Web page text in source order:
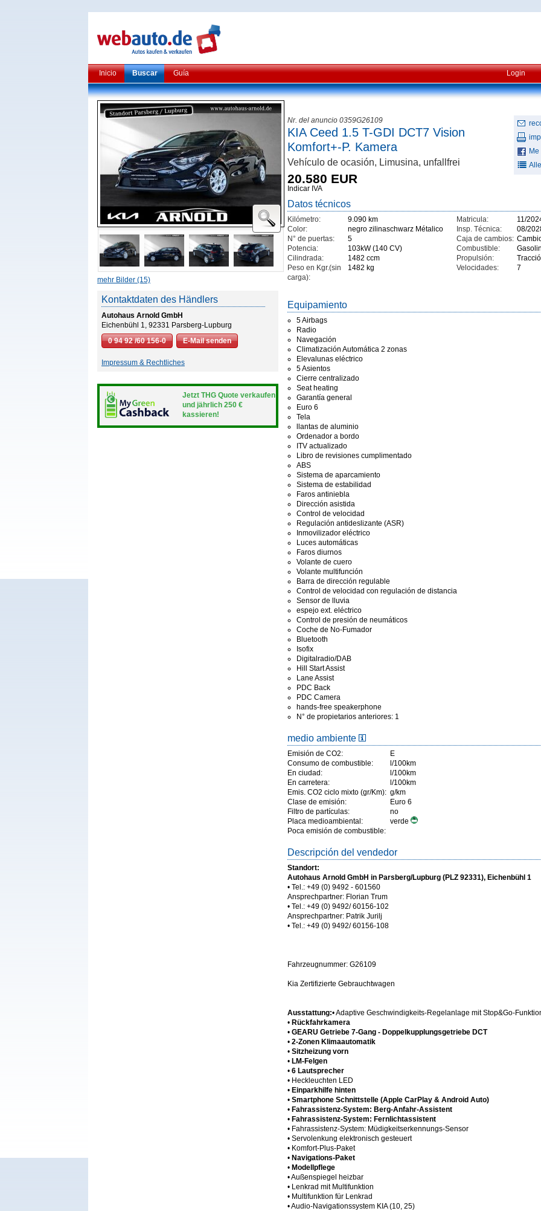
Inicio Buscar Guía Login
mehr Bilder (15)
Kontaktdaten des Händlers
Autohaus Arnold GmbH
Eichenbühl 1, 92331 Parsberg-Lupburg
0 94 92 /60 156-0
E-Mail senden
Impressum & Rechtliches
Jetzt THG Quote verkaufen
und jährlich 250 €
kassieren!
Nr. del anuncio 0359G26109
KIA Ceed 1.5 T-GDI DCT7 Vision
Komfort+-P. Kamera
Vehículo de ocasión, Limusina, unfallfrei
20.580 EUR
Indicar IVA
Datos técnicos
Kilómetro:
9.090 km
Color:
negro zilinaschwarz Métalico
N° de puertas:
5
Potencia:
103kW (140 CV)
Cilindrada:
1482 ccm
Peso en Kgr.(sin
carga):
1482 kg
Matricula:
11/
Insp. Técnica:
08/
Caja de cambios:
Combustible:
Propulsión:
Velocidades:
7
Equipamiento
5 Airbags
Radio
Navegación
Climatización Automática 2 zonas
Elevalunas eléctrico
5 Asientos
Cierre centralizado
Seat heating
Garantía general
Euro 6
Tela
llantas de aluminio
Ordenador a bordo
ITV actualizado
Libro de revisiones cumplimentado
ABS
Sistema de aparcamiento
Sistema de estabilidad
Faros antiniebla
Dirección asistida
Control de velocidad
Regulación antideslizante (ASR)
Inmovilizador eléctrico
Luces automáticas
Faros diurnos
Volante de cuero
Volante multifunción
Barra de dirección regulable
Control de velocidad con regulación de distancia
Sensor de lluvia
espejo ext. eléctrico
Control de presión de neumáticos
Coche de No-Fumador
Bluetooth
Isofix
Digitalradio/DAB
Hill Start Assist
Lane Assist
PDC Back
PDC Camera
hands-free speakerphone
N° de propietarios anteriores: 1
medio ambiente
Emisión de CO2:
E
Consumo de combustible:
l/100km
En ciudad:
l/100km
En carretera:
l/100km
Emis. CO2 ciclo mixto (gr/Km): g/km
Clase de emisión:
Euro 6
Filtro de partículas:
no
Placa medioambiental:
verde
Poca emisión de combustible:
Descripción del vendedor
Standort:
Autohaus Arnold GmbH in Parsberg/Lupburg (PLZ 92331), Eichenbühl 1
• Tel.: +49 (0) 9492 - 601560
Ansprechpartner: Florian Trum
• Tel.: +49 (0) 9492/ 60156-102
Ansprechpartner: Patrik Jurilj
• Tel.: +49 (0) 9492/ 60156-108
Fahrzeugnummer: G26109
Kia Zertifizierte Gebrauchtwagen
Ausstattung:• Adaptive Geschwindigkeits-Regelanlage mit Stop&Go-
• Rückfahrkamera
• GEARU Getriebe 7-Gang - Doppelkupplungsgetriebe DCT
• 2-Zonen Klimaautomatik
• Sitzheizung vorn
• LM-Felgen
• 6 Lautsprecher
• Heckleuchten LED
• Einparkhilfe hinten
• Smartphone Schnittstelle (Apple CarPlay & Android Auto)
• Fahrassistenz-System: Berg-Anfahr-Assistent
• Fahrassistenz-System: Fernlichtassistent
• Fahrassistenz-System: Müdigkeitserkennungs-Sensor
• Servolenkung elektronisch gesteuert
• Komfort-Plus-Paket
• Navigations-Paket
• Modellpflege
• Außenspiegel heizbar
• Lenkrad mit Multifunktion
• Multifunktion für Lenkrad
• Audio-Navigationssystem KIA (10, 25)